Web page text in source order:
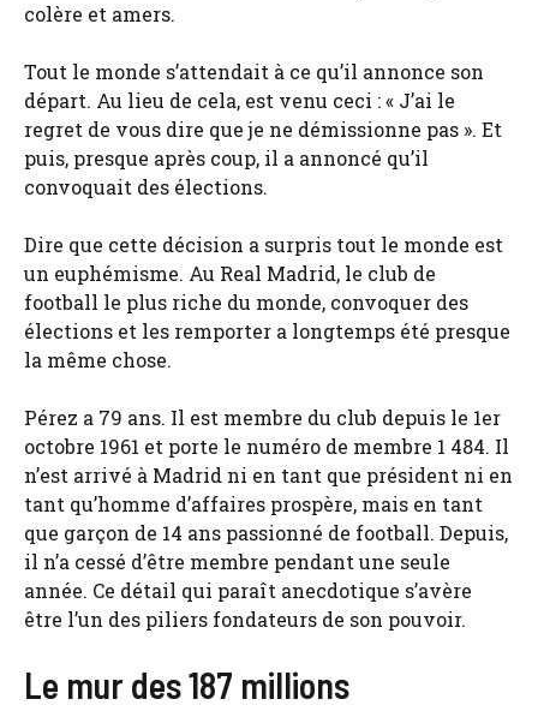
colère et amers.
Tout le monde s’attendait à ce qu’il annonce son
départ. Au lieu de cela, est venu ceci : « J’ai le
regret de vous dire que je ne démissionne pas ». Et
puis, presque après coup, il a annoncé qu’il
convoquait des élections.
Dire que cette décision a surpris tout le monde est
un euphémisme. Au Real Madrid, le club de
football le plus riche du monde, convoquer des
élections et les remporter a longtemps été presque
la même chose.
Pérez a 79 ans. Il est membre du club depuis le 1er
octobre 1961 et porte le numéro de membre 1 484. Il
n’est arrivé à Madrid ni en tant que président ni en
tant qu’homme d’affaires prospère, mais en tant
que garçon de 14 ans passionné de football. Depuis,
il n’a cessé d’être membre pendant une seule
année. Ce détail qui paraît anecdotique s’avère
être l’un des piliers fondateurs de son pouvoir.
Le mur des 187 millions